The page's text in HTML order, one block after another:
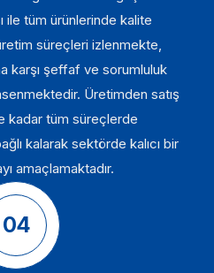
ile tüm ürünlerinde kalite
süreçleri izlenmekte,
karşı şeffaf ve sorumluluk
Üretimden satış
kadar tüm süreçlerde
kalarak sektörde kalıcı bir
amaçlamaktadır.
04